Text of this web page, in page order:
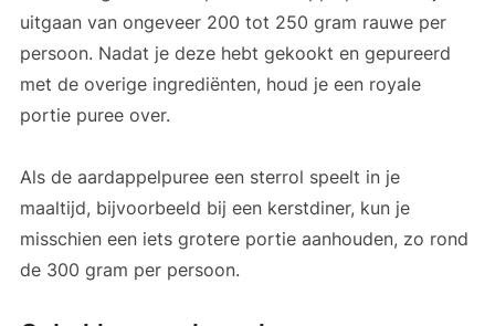
uitgaan van ongeveer 200 tot 250 gram rauwe per
persoon. Nadat je deze hebt gekookt en gepureerd
met de overige ingrediënten, houd je een royale
portie puree over.
Als de aardappelpuree een sterrol speelt in je
maaltijd, bijvoorbeeld bij een kerstdiner, kun je
misschien een iets grotere portie aanhouden, zo rond
de 300 gram per persoon.